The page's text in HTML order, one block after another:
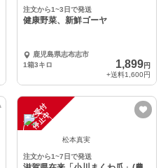
注文から1~3日で発送
健康野菜、新鮮ゴーヤ
鹿児島県志布志市
1箱3キロ
1,899円
+送料1,600円
注
文
受
付
停
止
中
松本真実
注文から1~7日で発送